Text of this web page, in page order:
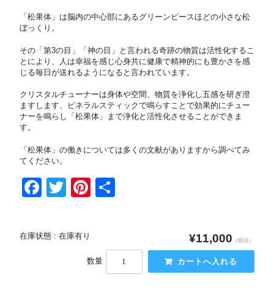
「松果体」は脳内の中心部にあるグリーンピースほどの小さな松
ぼっくり。
その「第3の目」「神の目」と言われる奇跡の物質は活性化するこ
とにより、人は幸福を感じ心身共に健康で精神的にも豊かさを感
じる毎日が送れるようになると言われています。
クリスタルチューナーは身体や空間、物質を浄化し五感を研ぎ澄
ますします、ピネラルスティックで鳴らすことで効果的にチュー
ナーを鳴らし「松果体」まで浄化と活性化させることができま
す。
「松果体」の働きについては多くの文献がありますから調べてみ
てください。
F
c
e
T
tt
er
Pi
st
在庫状態 : 在庫有り ¥11,000 （税込）
数量